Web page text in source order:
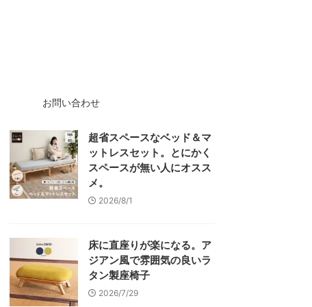
お問い合わせ
超省スペースなベッド＆マ
ットレスセット。とにかく
スペースが無い人にオスス
メ。
2026/8/1
床に直座りが楽になる。ア
ジアン風で雰囲気の良いラ
タン製座椅子
2026/7/29